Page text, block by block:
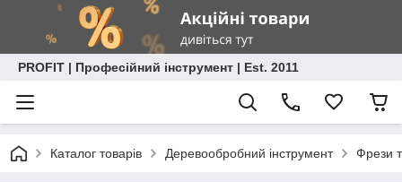
PROFIT | Професійний інструмент | Est. 2011
Каталог товарів Деревообробний інструмент Фрези